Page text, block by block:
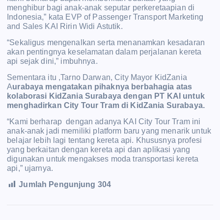
menghibur bagi anak-anak seputar perkeretaapian di
Indonesia,” kata EVP of Passenger Transport Marketing
and Sales KAI Ririn Widi Astutik.
“Sekaligus mengenalkan serta menanamkan kesadaran
akan pentingnya keselamatan dalam perjalanan kereta
api sejak dini,” imbuhnya.
Sementara itu ,Tarno Darwan, City Mayor KidZania
Aurabaya mengatakan pihaknya berbahagia atas
kolaborasi KidZania Surabaya dengan PT KAI untuk
menghadirkan City Tour Tram di KidZania Surabaya.
“Kami berharap dengan adanya KAI City Tour Tram ini
anak-anak jadi memiliki platform baru yang menarik untuk
belajar lebih lagi tentang kereta api. Khususnya profesi
yang berkaitan dengan kereta api dan aplikasi yang
digunakan untuk mengakses moda transportasi kereta
api,” ujarnya.
Jumlah Pengunjung 304